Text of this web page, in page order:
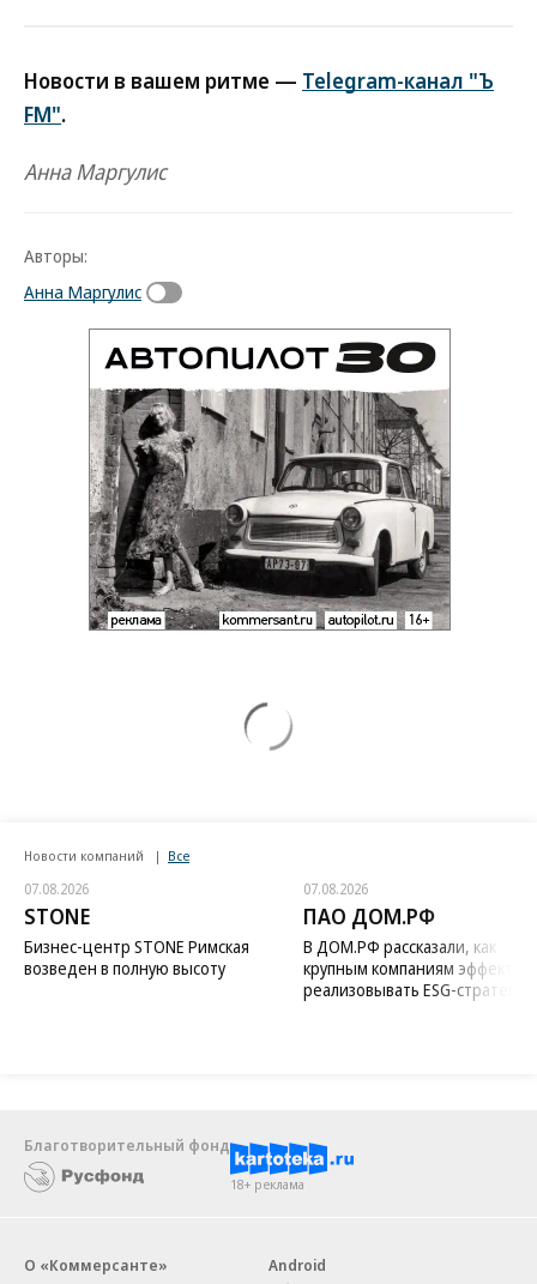
Новости в вашем ритме — Telegram-канал "Ъ
FM".
Анна Маргулис
Авторы:
Анна Маргулис
Новости компаний Все
07.08.2026
STONE
Бизнес-центр STONE Римская
возведен в полную высоту
07.08.2026
ПАО ДОМ.РФ
В ДОМ.РФ рассказали, как
крупным компаниям
реализовывать ESG-стратегию
Благотворительный фонд
18+ реклама
О «Коммерсанте»
Android